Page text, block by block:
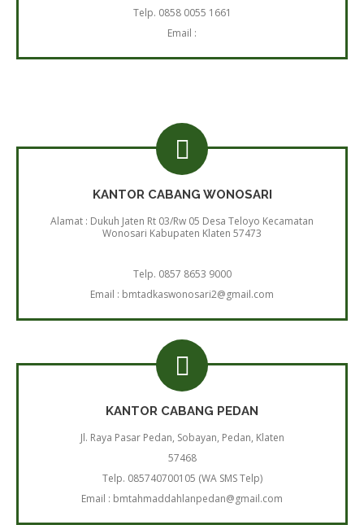
Telp. 0858 0055 1661
Email :
KANTOR CABANG WONOSARI
Alamat : Dukuh Jaten Rt 03/Rw 05 Desa Teloyo Kecamatan
Wonosari Kabupaten Klaten 57473
Telp. 0857 8653 9000
Email : bmtadkaswonosari2@gmail.com
KANTOR CABANG PEDAN
Jl. Raya Pasar Pedan, Sobayan, Pedan, Klaten
57468
Telp. 085740700105 (WA SMS Telp)
Email : bmtahmaddahlanpedan@gmail.com